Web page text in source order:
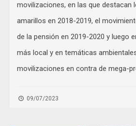
movilizaciones, en las que destacan
amarillos en 2018-2019, el
de la pensión en 2019-2020 y luego
más local y en temáticas
movilizaciones en contra de mega-
09/07/2023